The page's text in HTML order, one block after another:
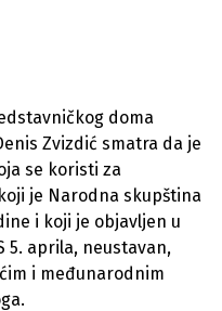
doma
Zvizdić smatra da je
se koristi za
je Narodna skupština
i koji je objavljen u
5. aprila, neustavan,
i međunarodnim